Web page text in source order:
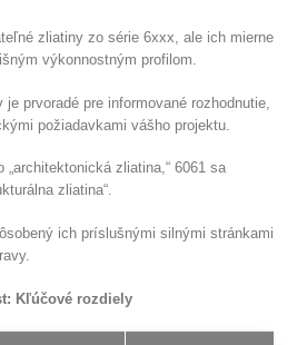
zliatiny zo série 6xxx, ale ich mierne
výkonnostným profilom.
prvoradé pre informované rozhodnutie,
požiadavkami vášho projektu.
zliatina,“ 6061 sa
zliatina“.
ich príslušnými silnými stránkami
Kľúčové rozdiely